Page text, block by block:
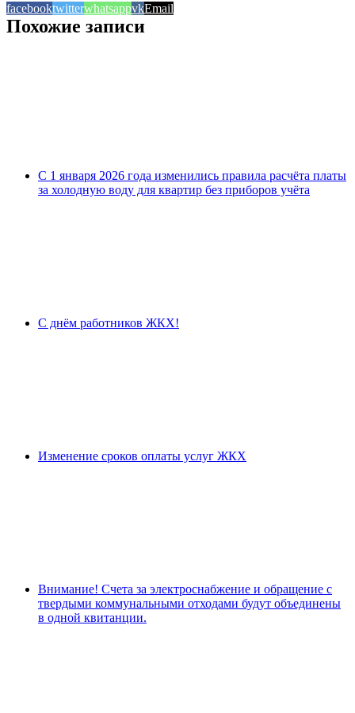
facebooktwitterwhatsappvkEmail
Похожие записи
С 1 января 2026 года изменились правила расчёта платы
за холодную воду для квартир без приборов учёта
С днём работников ЖКХ!
Изменение сроков оплаты услуг ЖКХ
Внимание! Счета за электроснабжение и обращение с
твердыми коммунальными отходами будут объединены
в одной квитанции.